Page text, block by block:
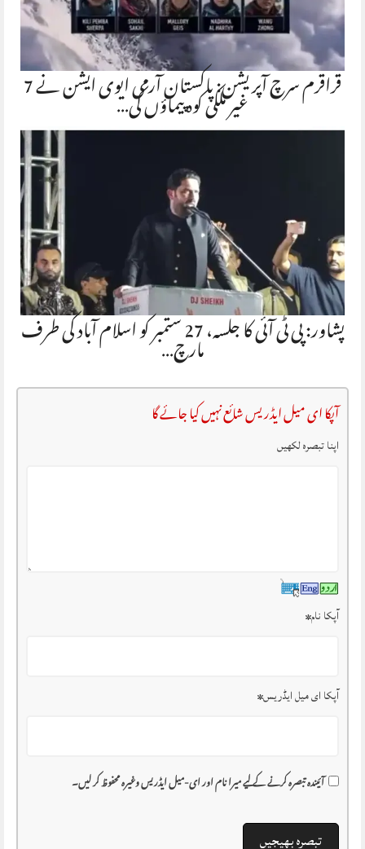
قراقرم سرچ آپریشن: پاکستان آرمی ایوی ایشن نے 7 غیر ملکی کوہ پیماؤں کی…
پشاور: پی ٹی آئی کا جلسہ، 27 ستمبر کو اسلام آباد کی طرفمارچ…
آپکا ای میل ایڈریس شائع نہیں کیا جائے گا
اپنا تبصرہ لکھیں
آپکا نام*
آپکا ای میل ایڈریس*
آئیندہ تبصرہ کرنے کے لیے میرا نام اور ای-میل ایڈریس وغیرہ محفوظ کر لیں۔